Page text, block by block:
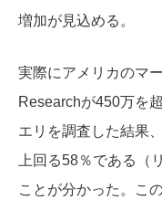
増加が見込める。
実際にアメリカのマ
Researchが450万を
エリを調査した結果
上回る58％である（
ことが分かった。こ